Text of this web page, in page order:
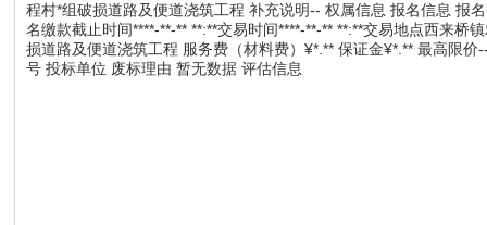
程村*组破损道路及便道浇筑工程 补充说明-- 权属信息 报名信息 报
名缴款截止时间****-**-** **:**交易时间****-**-** **:**交易地点西来
损道路及便道浇筑工程 服务费（材料费）¥*.** 保证金¥*.** 最高限
号 投标单位 废标理由 暂无数据 评估信息